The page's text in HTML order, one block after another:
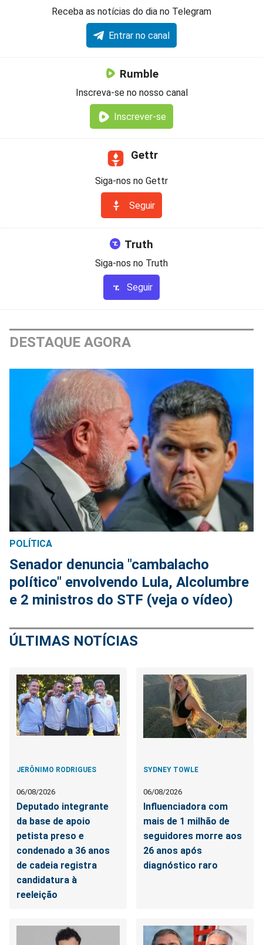
Receba as notícias do dia no Telegram
Entrar no canal
Rumble
Inscreva-se no nosso canal
Inscrever-se
Gettr
Siga-nos no Gettr
Seguir
Truth
Siga-nos no Truth
Seguir
DESTAQUE AGORA
POLÍTICA
Senador denuncia "cambalacho
político" envolvendo Lula, Alcolumbre
e 2 ministros do STF (veja o vídeo)
ÚLTIMAS NOTÍCIAS
JERÔNIMO RODRIGUES
06/08/2026
Deputado integrante
da base de apoio
petista preso e
condenado a 36 anos
de cadeia registra
candidatura à
reeleição
SYDNEY TOWLE
06/08/2026
Influenciadora com
mais de 1 milhão de
seguidores morre aos
26 anos após
diagnóstico raro